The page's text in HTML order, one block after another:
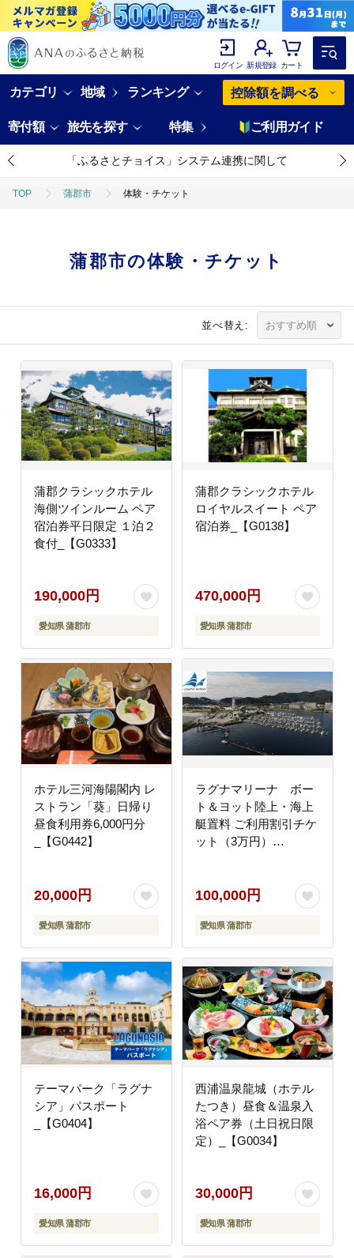
ログイン 新規登録 カート
カテゴリ 地域 ランキング 控除額を調べる
寄付額 旅先を探す 特集 ご利用ガイド
「ふるさとチョイス」システム連携に関して
TOP 蒲郡市 体験・チケット
蒲郡市の体験・チケット
並べ替え:
蒲郡クラシックホテル
海側ツインルーム ペア
宿泊券平日限定 １泊２
食付_【G0333】
190,000円
愛知県 蒲郡市
蒲郡クラシックホテル
ロイヤルスイート ペア
宿泊券_【G0138】
470,000円
愛知県 蒲郡市
ホテル三河海陽閣内 レ
ストラン「葵」日帰り
昼食利用券6,000円分
_【G0442】
20,000円
愛知県 蒲郡市
ラグナマリーナ ボー
ト＆ヨット陸上・海上
艇置料 ご利用割引チケ
ット（3万円）
100,000円
愛知県 蒲郡市
テーマパーク「ラグナ
シア」パスポート
_【G0404】
16,000円
愛知県 蒲郡市
西浦温泉龍城（ホテル
たつき）昼食＆温泉入
浴ペア券（土日祝日限
定）_【G0034】
30,000円
愛知県 蒲郡市